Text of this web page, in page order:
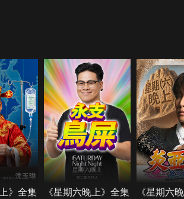
》全集
《星期六晚上》全集
《星期六